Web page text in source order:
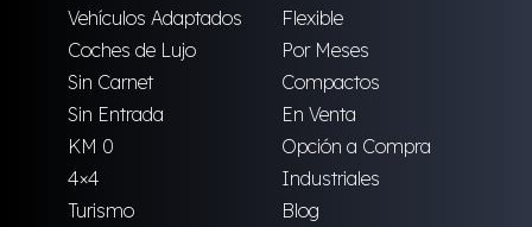
Vehículos Adaptados
Flexible
Coches de Lujo
Por Meses
Sin Carnet
Compactos
Sin Entrada
En Venta
KM 0
Opción a Compra
4×4
Industriales
Turismo
Blog